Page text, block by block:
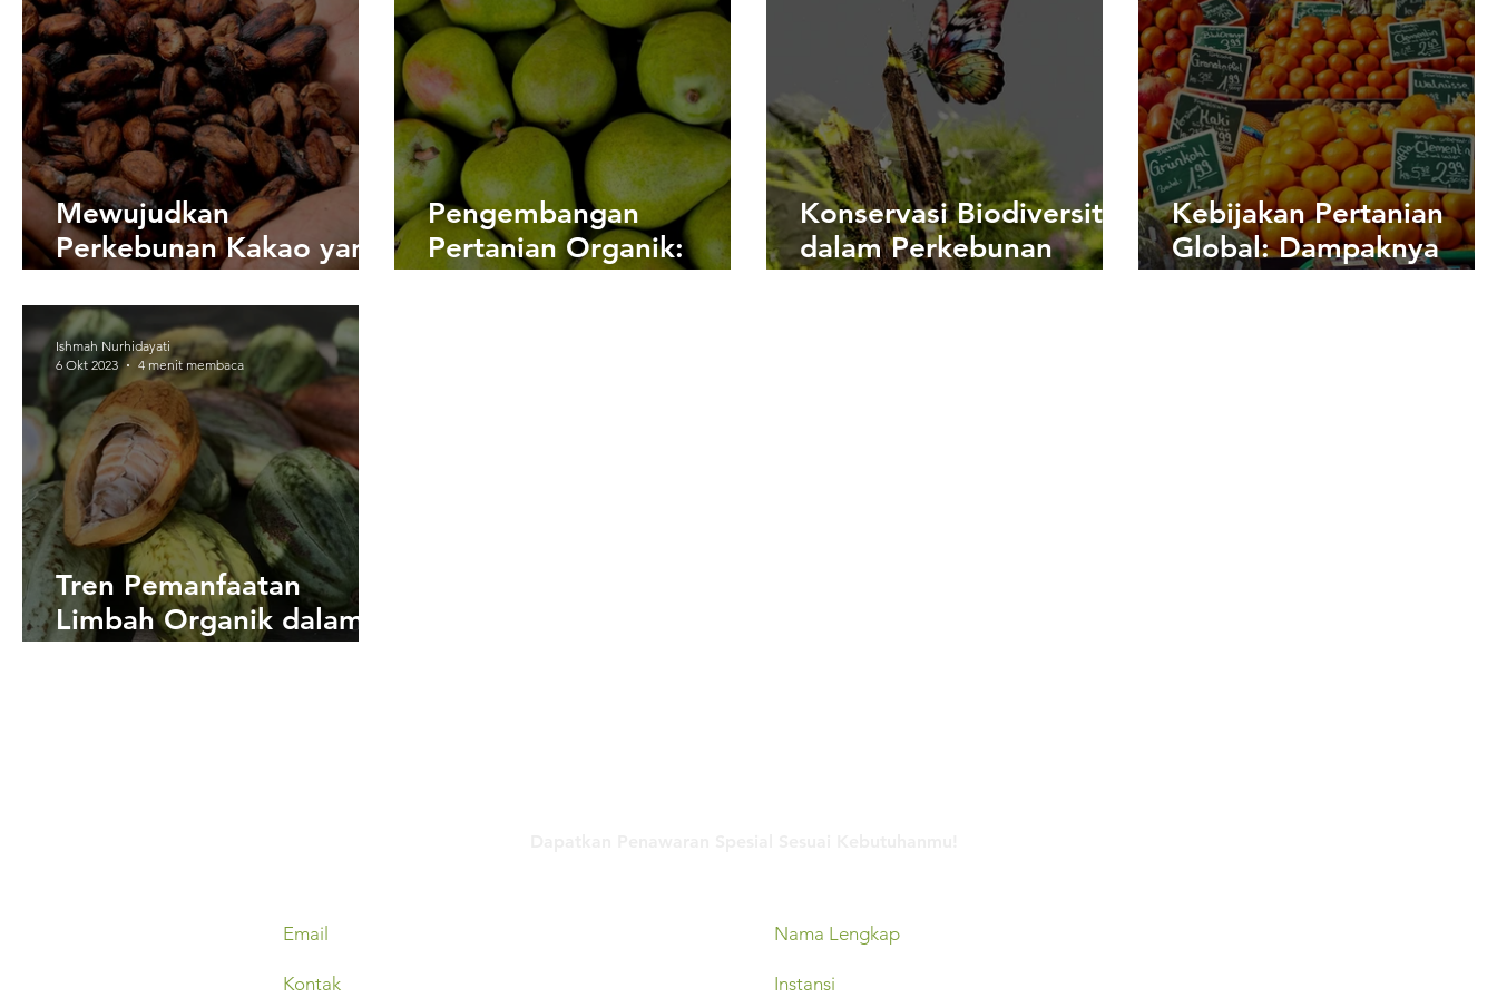
Mewujudkan
Perkebunan Kakao yang
Tantangan dan Peluang
Pengembangan
Pertanian Organik:
Konservasi Biodiversitas
dalam Perkebunan
Kebijakan Pertanian
Global: Dampaknya
Tren Pemanfaatan
Limbah Organik dalam
Ishmah Nurhidayati
6 Okt 2023
4 menit membaca